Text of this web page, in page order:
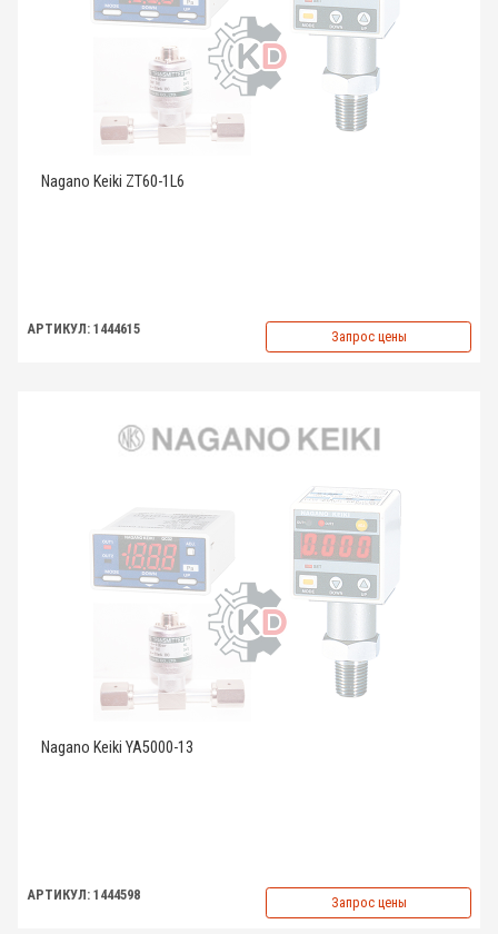
Nagano Keiki ZT60-1L6
АРТИКУЛ: 1444615 Запрос цены
Nagano Keiki YA5000-13
АРТИКУЛ: 1444598 Запрос цены